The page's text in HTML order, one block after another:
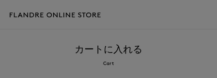
カートに入れる
Cart